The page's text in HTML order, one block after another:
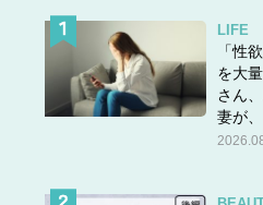
LIFE
「性
を大
さん
妻が